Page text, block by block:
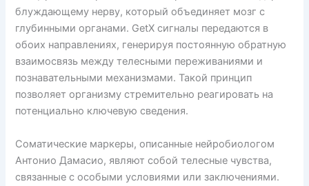
блуждающему нерву, который объединяет мозг с
глубинными органами. GetX сигналы передаются в
обоих направлениях, генерируя постоянную обратную
взаимосвязь между телесными переживаниями и
познавательными механизмами. Такой принцип
позволяет организму стремительно реагировать на
потенциально ключевую сведения.
Соматические маркеры, описанные нейробиологом
Антонио Дамасио, являют собой телесные чувства,
связанные с особыми условиями или заключениями.